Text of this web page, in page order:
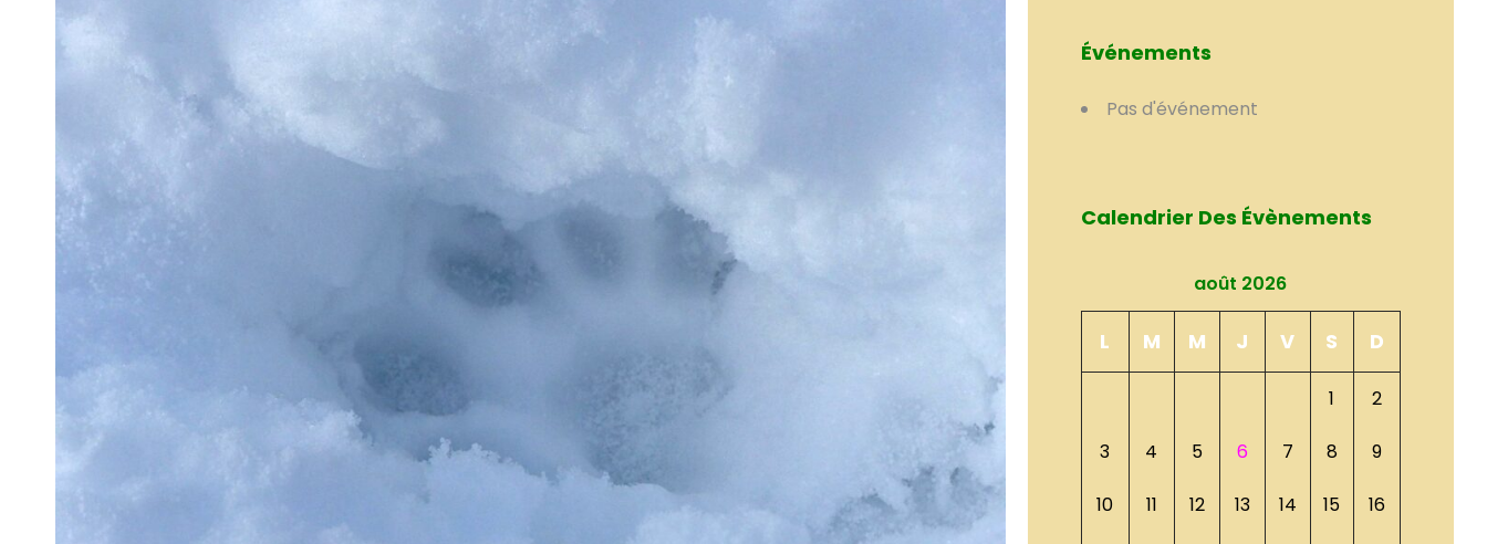
Événements
Pas d'événement
Calendrier Des Évènements
août 2026
L M M J V S D
1 2
3 4 5 6 7 8 9
10 11 12 13 14 15 16